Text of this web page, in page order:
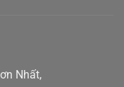
Tân Sơn Nhất,